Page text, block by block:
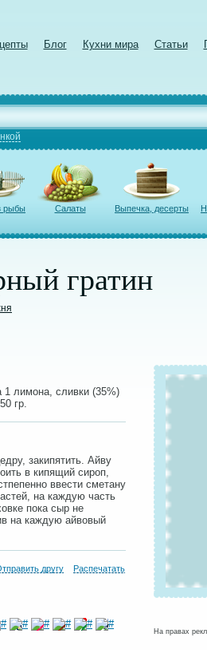
Блог Кухни мира Статьи
рыбы Салаты Выпечка, десерты
гратин
1 лимона, сливки (35%)
гр.
закипятить. Айву
в кипящий сироп,
ввести сметану
на каждую часть
пока сыр не
на каждую айвовый
другу Распечатать
На правах